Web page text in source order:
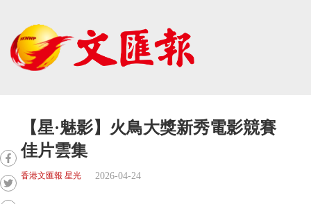
【星·魅影】火鳥大獎新秀電影競賽
佳片雲集
香港文匯報 星光 2026-04-24